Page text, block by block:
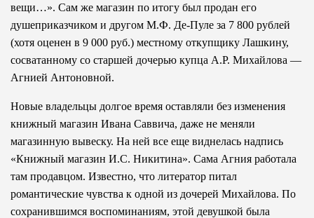
вещи…». Сам же магазин по итогу был продан его
душеприказчиком и другом М.Ф. Де-Пуле за 7 800 рублей
(хотя оценен в 9 000 руб.) местному откупщику Лашкину,
сосватанному со старшей дочерью купца А.Р. Михайлова —
Агнией Антоновной.
Новые владельцы долгое время оставляли без изменения
книжный магазин Ивана Саввича, даже не меняли
магазинную вывеску. На ней все еще виднелась надпись
«Книжный магазин И.С. Никитина». Сама Агния работала
там продавцом. Известно, что литератор питал
романтические чувства к одной из дочерей Михайлова. По
сохранившимся воспоминаниям, этой девушкой была